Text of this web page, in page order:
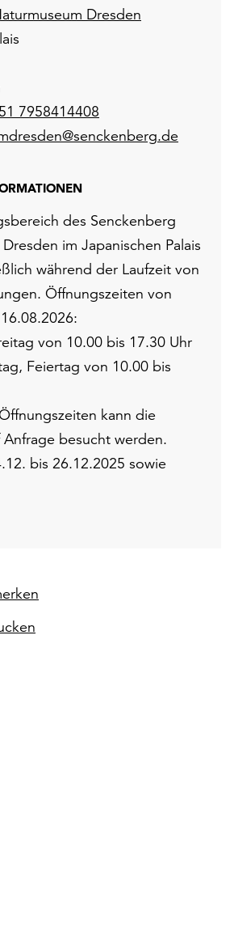
Dresden
7958414408
des Senckenberg
im Japanischen Palais
während der Laufzeit von
Öffnungszeiten von
von 10.00 bis 17.30 Uhr
Feiertag von 10.00 bis
kann die
besucht werden.
bis 26.12.2025 sowie
merken